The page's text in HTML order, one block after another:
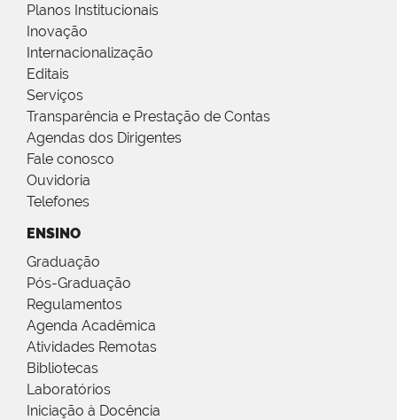
Planos Institucionais
Inovação
Internacionalização
Editais
Serviços
Transparência e Prestação de Contas
Agendas dos Dirigentes
Fale conosco
Ouvidoria
Telefones
ENSINO
Graduação
Pós-Graduação
Regulamentos
Agenda Acadêmica
Atividades Remotas
Bibliotecas
Laboratórios
Iniciação à Docência